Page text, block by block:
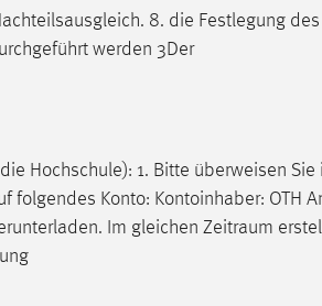
8. die Festlegung des
werden 3Der
Hochschule): 1. Bitte überweisen Sie
folgendes Konto: Kontoinhaber: OTH
Im gleichen Zeitraum